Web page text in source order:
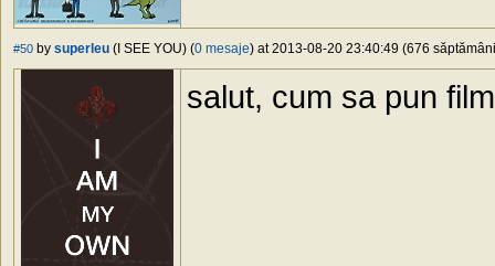
#50 by superleu (I SEE YOU) (0 mesaje) at 2013-08-20 23:40:49 (676
salut, cum sa pun